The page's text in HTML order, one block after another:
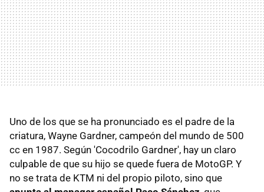
Uno de los que se ha pronunciado es el padre de la
criatura, Wayne Gardner, campeón del mundo de 500
cc en 1987. Según 'Cocodrilo Gardner', hay un claro
culpable de que su hijo se quede fuera de MotoGP. Y
no se trata de KTM ni del propio piloto, sino que